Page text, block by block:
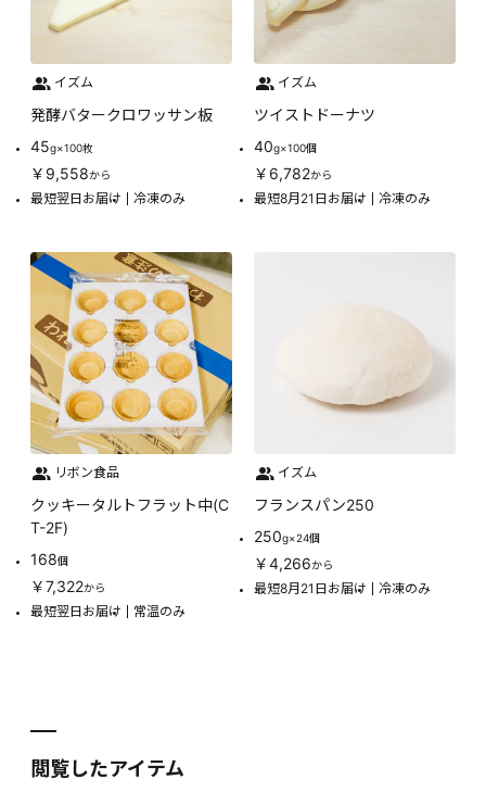
イズム
発酵バタークロワッサン板
45g×100枚
￥9,558から
最短翌日お届け 冷凍のみ
イズム
ツイストドーナツ
40g×100個
￥6,782から
最短8月21日お届け 冷凍のみ
リボン食品
クッキータルトフラット中(C
T-2F)
168個
￥7,322から
最短翌日お届け 常温のみ
イズム
フランスパン250
250g×24個
￥4,266から
最短8月21日お届け 冷凍のみ
閲覧したアイテム